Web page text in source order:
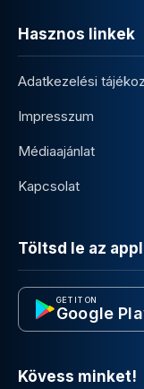
Hasznos linkek
Adatkezelési
Impresszum
Médiaajánlat
Kapcsolat
Töltsd le az
GET IT ON
Google
Kövess minket!